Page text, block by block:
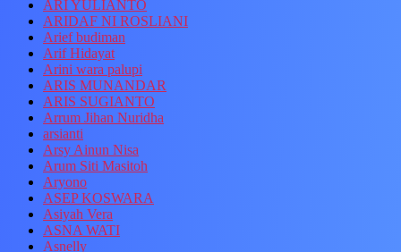
ARI YULIANTO
ARIDAF NI ROSLIANI
Arief budiman
Arif Hidayat
Arini wara palupi
ARIS MUNANDAR
ARIS SUGIANTO
Arrum Jihan Nuridha
arsianti
Arsy Ainun Nisa
Arum Siti Masitoh
Aryono
ASEP KOSWARA
Asiyah Vera
ASNA WATI
Asnelly